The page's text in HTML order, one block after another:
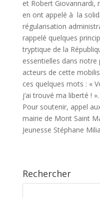
et Robert Giovannardi,
en ont appelé à la
régularisation
rappelé quelques
tryptique de la
essentielles dans notre
acteurs de cette
ces quelques mots : «
j‘ai trouvé ma liberté ! ».
Pour soutenir, appel
mairie de Mont Saint
Jeunesse Stéphane
Rechercher